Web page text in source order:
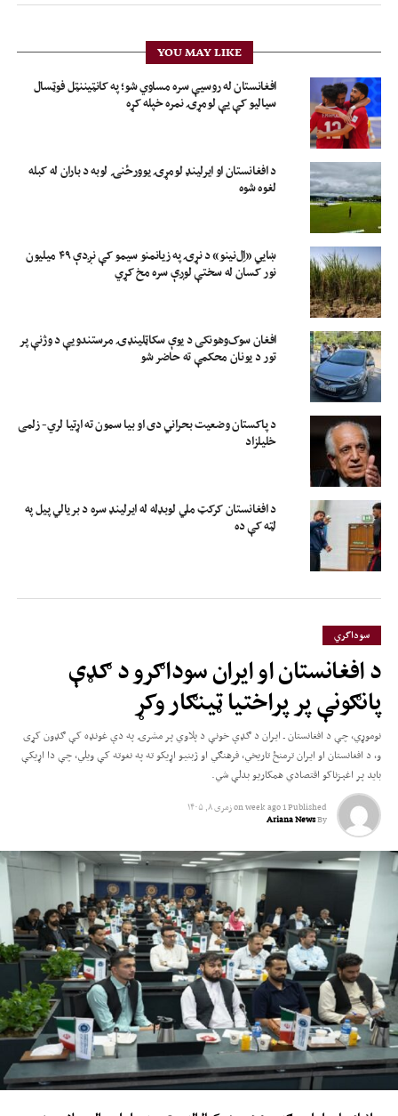
YOU MAY LIKE
افغانستان له روسیې سره مساوي شو؛ په کانټیننټل فوټسال
سیالیو کې یې لومړۍ نمره خپله کړه
د افغانستان او ایرلینډ لومړۍ یوورځنۍ لوبه د باران له کبله
لغوه شوه
ښايي «اِل‌نینو» د نړۍ په زیانمنو سیمو کې نږدې ۴۹ میلیون
نور کسان له سختې لوږې سره مخ کړي
افغان سوک‌وهونکی د یوې سکاټلینډۍ مرستندویې د وژنې پر
تور د یونان محکمې ته حاضر شو
د پاکستان وضعیت بحراني دی او بیا سمون ته اړتیا لري- زلمی
خلیلزاد
د افغانستان کرکټ ملي لوبډله له ایرلینډ سره د بریالي پیل په
لټه کې ده
سوداگري
د افغانستان او ایران سوداګرو د ګډې
پانګونې پر پراختیا ټینګار وکړ
نوموړي، چې د افغانستان ـ ایران د ګډې خونې د پلاوي پر مشرۍ په دې غونډه کې ګډون کړی
و، د افغانستان او ایران ترمنځ تاریخي، فرهنګي او ژبنیو اړیکو ته په نغوته کې ویلي، چې دا اړیکې
باید پر اغېزناکو اقتصادي همکاریو بدلې شي.
Published
1 week ago
onزمری ۸, ۱۴۰۵
By
Ariana News